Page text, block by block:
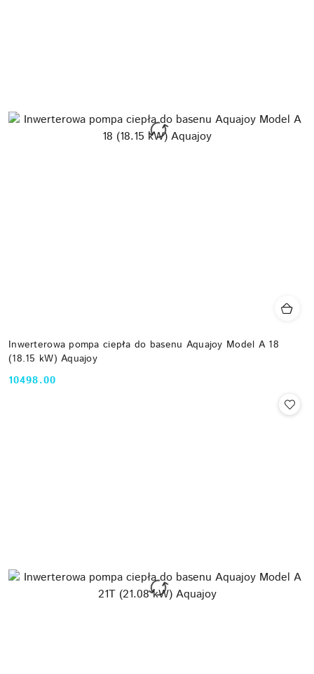
Inwerterowa pompa ciepła do basenu Aquajoy Model A 18
(18.15 kW) Aquajoy
Cena:
10498.00